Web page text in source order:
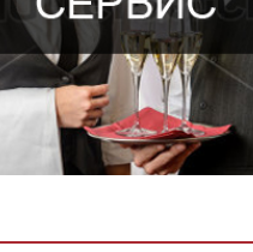
салфетки, упаковка и хлеб
на пожелания
выгодные условия